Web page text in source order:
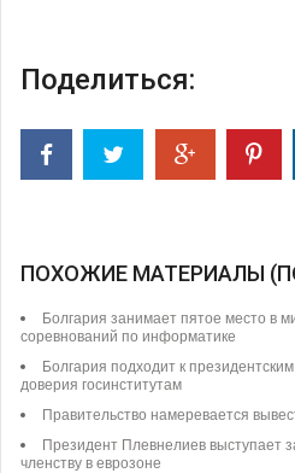
Поделиться:
ПОХОЖИЕ МАТЕРИАЛЫ
Болгария занимает пятое место в
соревнований по информатике
Болгария подходит к
доверия госинститутам
Правительство намеревается
Президент Плевнелиев выступает
членству в еврозоне